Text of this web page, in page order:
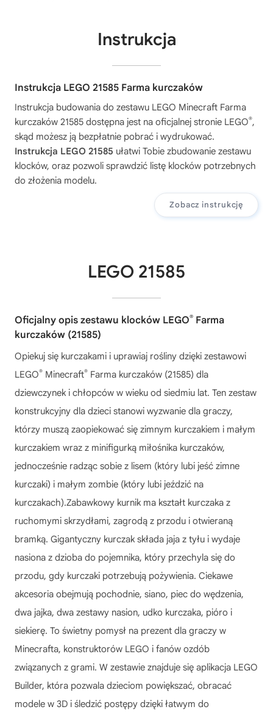
Instrukcja
Instrukcja LEGO 21585 Farma kurczaków
Instrukcja budowania do zestawu LEGO Minecraft Farma
kurczaków 21585 dostępna jest na oficjalnej stronie LEGO®,
skąd możesz ją bezpłatnie pobrać i wydrukować.
Instrukcja LEGO 21585 ułatwi Tobie zbudowanie zestawu
klocków, oraz pozwoli sprawdzić listę klocków potrzebnych
do złożenia modelu.
Zobacz instrukcję
LEGO 21585
Oficjalny opis zestawu klocków LEGO® Farma
kurczaków (21585)
Opiekuj się kurczakami i uprawiaj rośliny dzięki zestawowi
LEGO® Minecraft® Farma kurczaków (21585) dla
dziewczynek i chłopców w wieku od siedmiu lat. Ten zestaw
konstrukcyjny dla dzieci stanowi wyzwanie dla graczy,
którzy muszą zaopiekować się zimnym kurczakiem i małym
kurczakiem wraz z minifigurką miłośnika kurczaków,
jednocześnie radząc sobie z lisem (który lubi jeść zimne
kurczaki) i małym zombie (który lubi jeździć na
kurczakach).Zabawkowy kurnik ma kształt kurczaka z
ruchomymi skrzydłami, zagrodą z przodu i otwieraną
bramką. Gigantyczny kurczak składa jaja z tyłu i wydaje
nasiona z dzioba do pojemnika, który przechyla się do
przodu, gdy kurczaki potrzebują pożywienia. Ciekawe
akcesoria obejmują pochodnie, siano, piec do wędzenia,
dwa jajka, dwa zestawy nasion, udko kurczaka, pióro i
siekierę. To świetny pomysł na prezent dla graczy w
Minecrafta, konstruktorów LEGO i fanów ozdób
związanych z grami. W zestawie znajduje się aplikacja LEGO
Builder, która pozwala dzieciom powiększać, obracać
modele w 3D i śledzić postępy dzięki łatwym do